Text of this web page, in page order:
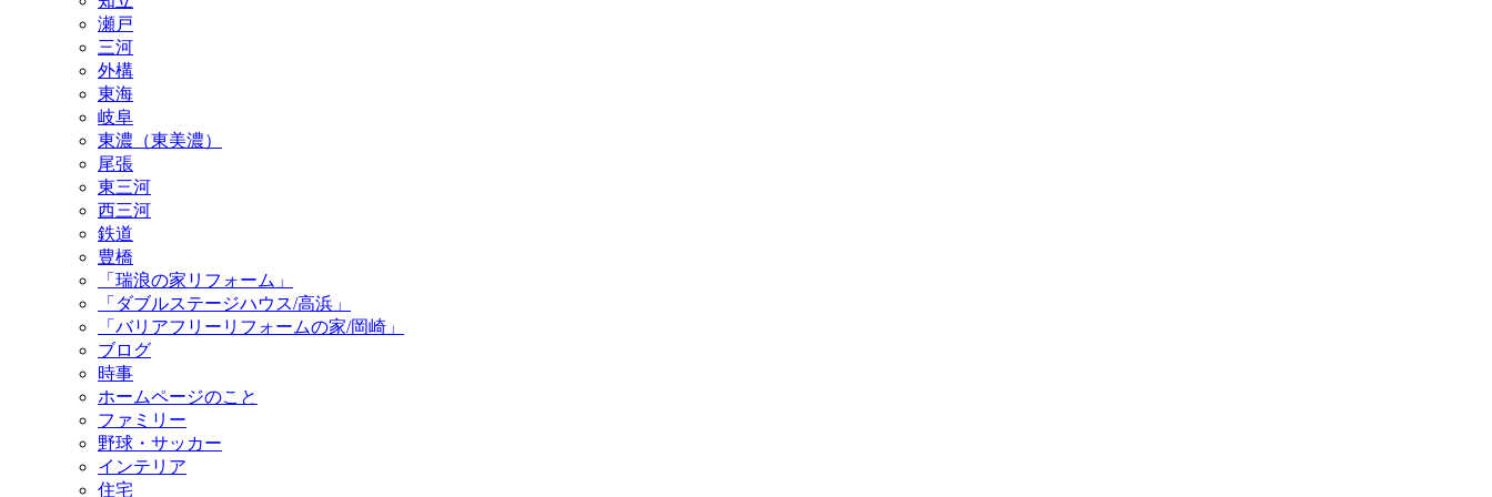
瀬戸
三河
外構
東海
岐阜
東濃（東美濃）
尾張
東三河
西三河
鉄道
豊橋
「瑞浪の家リフォーム」
「ダブルステージハウス/高浜」
「バリアフリーリフォームの家/岡崎」
ブログ
時事
ホームページのこと
ファミリー
野球・サッカー
インテリア
住宅